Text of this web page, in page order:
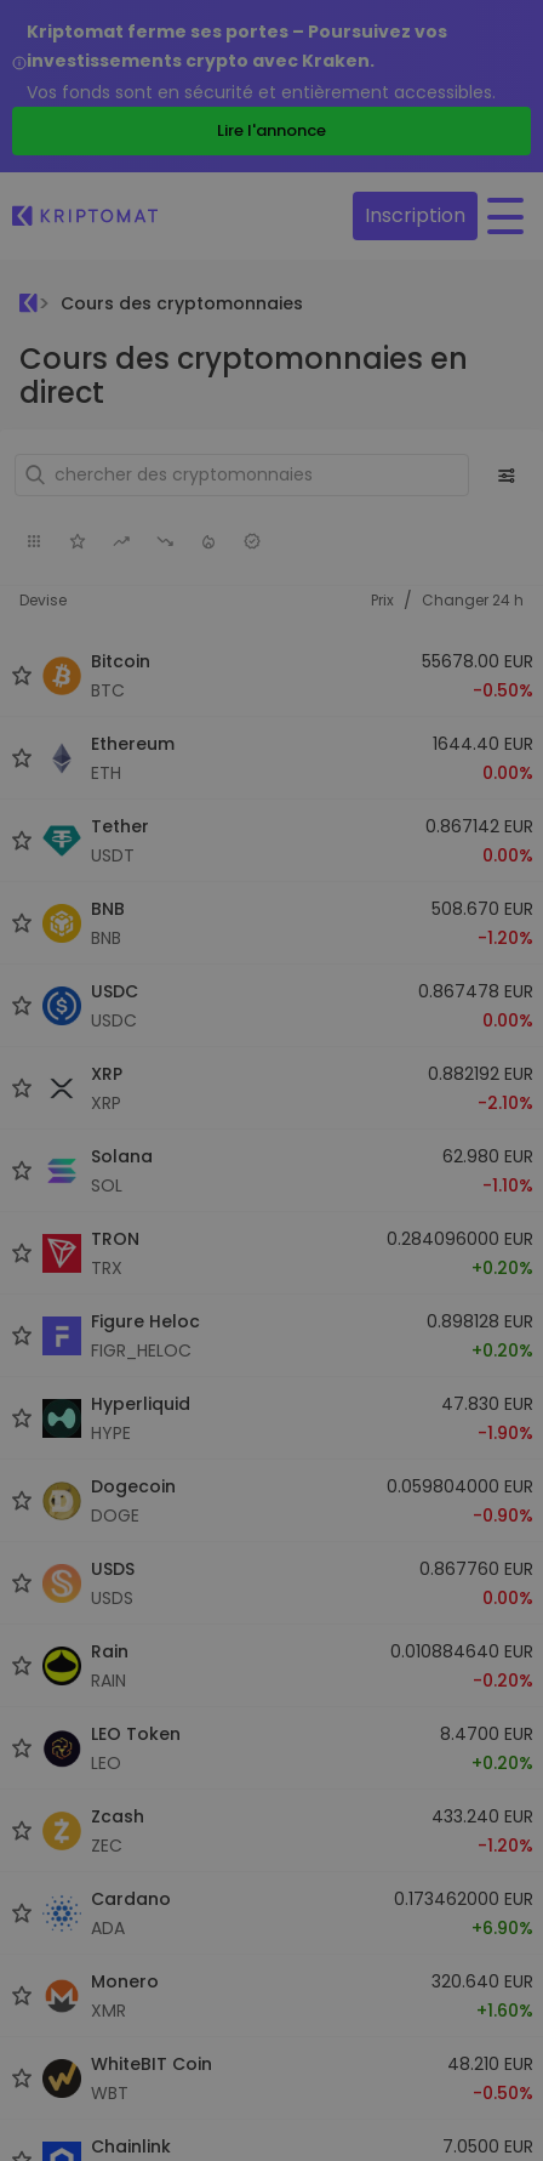
Kriptomat ferme ses portes – Poursuivez vos
investissements crypto avec Kraken.
Vos fonds sont en sécurité et entièrement accessibles.
Lire l'annonce
Inscription
Cours des cryptomonnaies
Cours des cryptomonnaies en
direct
Devise Prix / Changer 24 h
Bitcoin
BTC
55678.00 EUR
-0.50%
Ethereum
ETH
1644.40 EUR
0.00%
Tether
USDT
0.867142 EUR
0.00%
BNB
BNB
508.670 EUR
-1.20%
USDC
USDC
0.867478 EUR
0.00%
XRP
XRP
0.882192 EUR
-2.10%
Solana
SOL
62.980 EUR
-1.10%
TRON
TRX
0.284096000 EUR
+0.20%
Figure Heloc
FIGR_HELOC
0.898128 EUR
+0.20%
Hyperliquid
HYPE
47.830 EUR
-1.90%
Dogecoin
DOGE
0.059804000 EUR
-0.90%
USDS
USDS
0.867760 EUR
0.00%
Rain
RAIN
0.010884640 EUR
-0.20%
LEO Token
LEO
8.4700 EUR
+0.20%
Zcash
ZEC
433.240 EUR
-1.20%
Cardano
ADA
0.173462000 EUR
+6.90%
Monero
XMR
320.640 EUR
+1.60%
WhiteBIT Coin
WBT
48.210 EUR
-0.50%
Chainlink
7.0500 EUR